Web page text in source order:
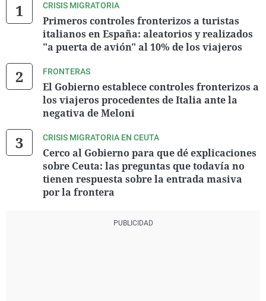
CRISIS MIGRATORIA
Primeros controles fronterizos a turistas
italianos en España: aleatorios y realizados
"a puerta de avión" al 10% de los viajeros
FRONTERAS
El Gobierno establece controles fronterizos a
los viajeros procedentes de Italia ante la
negativa de Meloni
CRISIS MIGRATORIA EN CEUTA
Cerco al Gobierno para que dé explicaciones
sobre Ceuta: las preguntas que todavía no
tienen respuesta sobre la entrada masiva
por la frontera